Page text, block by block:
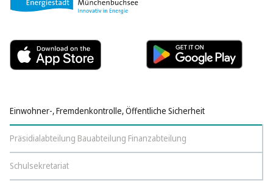
Einwohner-, Fremdenkontrolle, Öffentliche Sicherheit
Präsidialabteilung Bauabteilung Finanzabteilung
Schulsekretariat